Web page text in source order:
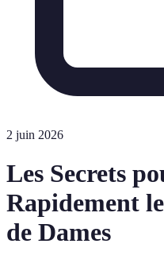
2 juin 2026
Les Secrets
Rapidement
de Dames